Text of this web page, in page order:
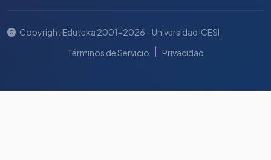
Copyright Eduteka 2001-2026 - Universidad ICESI
Términos de Servicio
Privacidad